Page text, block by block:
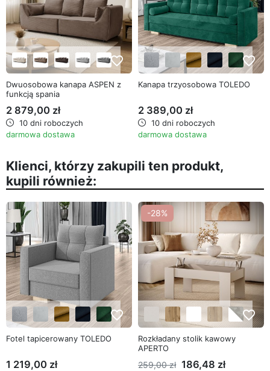
favorite_border
Dwuosobowa kanapa ASPEN z
funkcją spania
2 879,00 zł
10 dni roboczych
darmowa dostawa
favorite_border
Kanapa trzyosobowa TOLEDO
2 389,00 zł
10 dni roboczych
darmowa dostawa
Klienci, którzy zakupili ten produkt,
kupili również:
favorite_border
Fotel tapicerowany TOLEDO
1 219,00 zł
-28%
favorite_border
Rozkładany stolik kawowy
APERTO
259,00 zł 186,48 zł